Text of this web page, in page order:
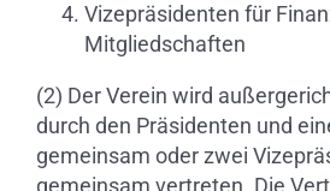
Vizepräsidenten für
Mitgliedschaften
(2) Der Verein wird
durch den Präsidenten und
gemeinsam oder zwei